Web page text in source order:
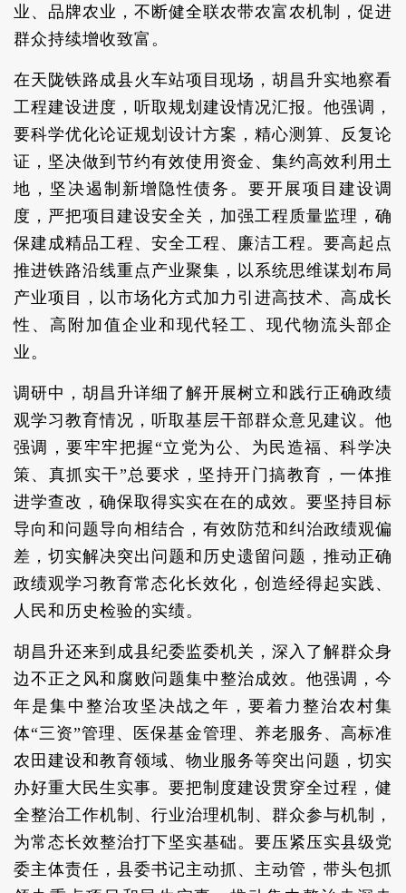
业、品牌农业，不断健全联农带农富农机制，促进
群众持续增收致富。
在天陇铁路成县火车站项目现场，胡昌升实地察看
工程建设进度，听取规划建设情况汇报。他强调，
要科学优化论证规划设计方案，精心测算、反复论
证，坚决做到节约有效使用资金、集约高效利用土
地，坚决遏制新增隐性债务。要开展项目建设调
度，严把项目建设安全关，加强工程质量监理，确
保建成精品工程、安全工程、廉洁工程。要高起点
推进铁路沿线重点产业聚集，以系统思维谋划布局
产业项目，以市场化方式加力引进高技术、高成长
性、高附加值企业和现代轻工、现代物流头部企
业。
调研中，胡昌升详细了解开展树立和践行正确政绩
观学习教育情况，听取基层干部群众意见建议。他
强调，要牢牢把握“立党为公、为民造福、科学决
策、真抓实干”总要求，坚持开门搞教育，一体推
进学查改，确保取得实实在在的成效。要坚持目标
导向和问题导向相结合，有效防范和纠治政绩观偏
差，切实解决突出问题和历史遗留问题，推动正确
政绩观学习教育常态化长效化，创造经得起实践、
人民和历史检验的实绩。
胡昌升还来到成县纪委监委机关，深入了解群众身
边不正之风和腐败问题集中整治成效。他强调，今
年是集中整治攻坚决战之年，要着力整治农村集
体“三资”管理、医保基金管理、养老服务、高标准
农田建设和教育领域、物业服务等突出问题，切实
办好重大民生实事。要把制度建设贯穿全过程，健
全整治工作机制、行业治理机制、群众参与机制，
为常态长效整治打下坚实基础。要压紧压实县级党
委主体责任，县委书记主动抓、主动管，带头包抓